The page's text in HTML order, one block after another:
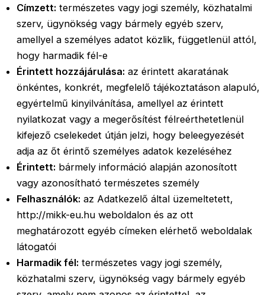
Címzett: természetes vagy jogi személy, közhatalmi
szerv, ügynökség vagy bármely egyéb szerv,
amellyel a személyes adatot közlik, függetlenül attól,
hogy harmadik fél-e
Érintett hozzájárulása: az érintett akaratának
önkéntes, konkrét, megfelelő tájékoztatáson alapuló,
egyértelmű kinyilvánítása, amellyel az érintett
nyilatkozat vagy a megerősítést félreérthetetlenül
kifejező cselekedet útján jelzi, hogy beleegyezését
adja az őt érintő személyes adatok kezeléséhez
Érintett: bármely információ alapján azonosított
vagy azonosítható természetes személy
Felhasználók: az Adatkezelő által üzemeltetett,
http://mikk-eu.hu weboldalon és az ott
meghatározott egyéb címeken elérhető weboldalak
látogatói
Harmadik fél: természetes vagy jogi személy,
közhatalmi szerv, ügynökség vagy bármely egyéb